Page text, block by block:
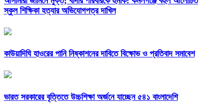
স্কুল শিক্ষিকা হত্যার অভিযোগপত্র দাখিল
কাউয়াদিঘি হাওরের পানি নিষ্কাশনের দাবিতে বিক্ষোভ ও প্রতিবাদ সমাবেশ
ভারত সরকারের বৃত্তিতে উচ্চশিক্ষা অর্জনে যাচ্ছেন ৫৪১ বাংলাদেশি